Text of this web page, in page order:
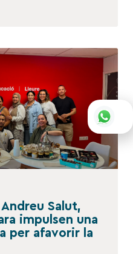
Salut,
impulsen una
per afavorir la